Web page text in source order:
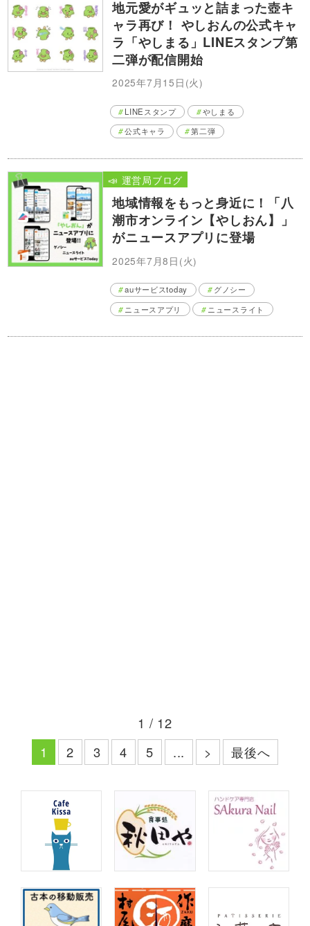
地元愛がギュッと詰まった壺キ
ャラ再び！ やしおんの公式キャ
ラ「やしまる」LINEスタンプ第
二弾が配信開始
2025年7月15日(火)
LINEスタンプ
やしまる
公式キャラ
第二弾
地域情報をもっと身近に！「八
潮市オンライン【やしおん】」
がニュースアプリに登場
2025年7月8日(火)
📣 運営局ブログ
auサービスtoday
グノシー
ニュースアプリ
ニュースライト
1 / 12
1
2 3 4 5 ... > 最後へ